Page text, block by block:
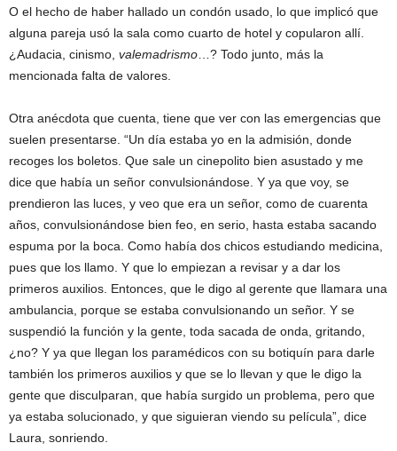
O el hecho de haber hallado un condón usado, lo que implicó que
alguna pareja usó la sala como cuarto de hotel y copularon allí.
¿Audacia, cinismo, valemadrismo …? Todo junto, más la
mencionada falta de valores.
Otra anécdota que cuenta, tiene que ver con las emergencias que
suelen presentarse. “Un día estaba yo en la admisión, donde
recoges los boletos. Que sale un cinepolito bien asustado y me
dice que había un señor convulsionándose. Y ya que voy, se
prendieron las luces, y veo que era un señor, como de cuarenta
años, convulsionándose bien feo, en serio, hasta estaba sacando
espuma por la boca. Como había dos chicos estudiando medicina,
pues que los llamo. Y que lo empiezan a revisar y a dar los
primeros auxilios. Entonces, que le digo al gerente que llamara una
ambulancia, porque se estaba convulsionando un señor. Y se
suspendió la función y la gente, toda sacada de onda, gritando,
¿no? Y ya que llegan los paramédicos con su botiquín para darle
también los primeros auxilios y que se lo llevan y que le digo la
gente que disculparan, que había surgido un problema, pero que
ya estaba solucionado, y que siguieran viendo su película”, dice
Laura, sonriendo.